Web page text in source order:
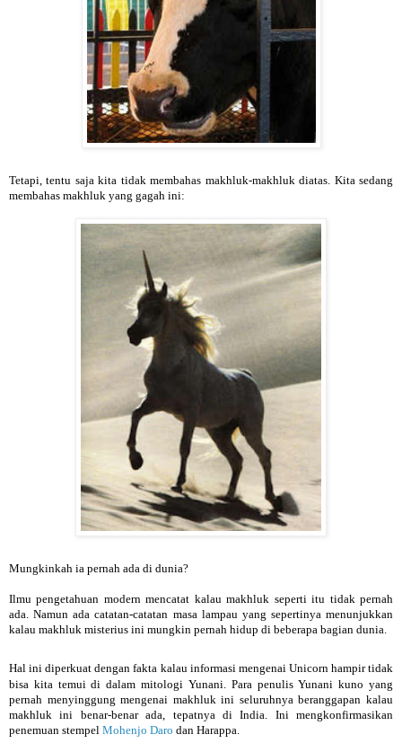
Tetapi, tentu saja kita tidak membahas makhluk-makhluk diatas. Kita sedang
membahas makhluk yang gagah ini:
Mungkinkah ia pernah ada di dunia?
Ilmu pengetahuan modern mencatat kalau makhluk seperti itu tidak pernah
ada. Namun ada catatan-catatan masa lampau yang sepertinya menunjukkan
kalau makhluk misterius ini mungkin pernah hidup di beberapa bagian dunia.
Hal ini diperkuat dengan fakta kalau informasi mengenai Unicorn hampir tidak
bisa kita temui di dalam mitologi Yunani. Para penulis Yunani kuno yang
pernah menyinggung mengenai makhluk ini seluruhnya beranggapan kalau
makhluk ini benar-benar ada, tepatnya di India. Ini mengkonfirmasikan
penemuan stempel Mohenjo Daro dan Harappa.